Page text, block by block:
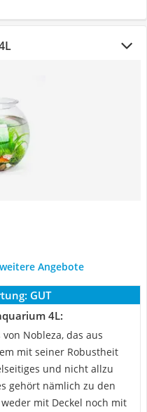
Angebote
GUT
4L:
Nobleza, das aus
mit seiner Robustheit
und nicht allzu
gehört nämlich zu den
mit Deckel noch mit